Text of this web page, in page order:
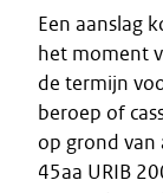
Een aanslag
het moment
de termijn
beroep of
op grond van
45aa URIB